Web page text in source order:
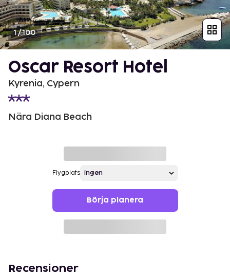
1/100
Oscar Resort Hotel
Kyrenia, Cypern
Nära Diana Beach
Flygplats
Börja planera
Recensioner